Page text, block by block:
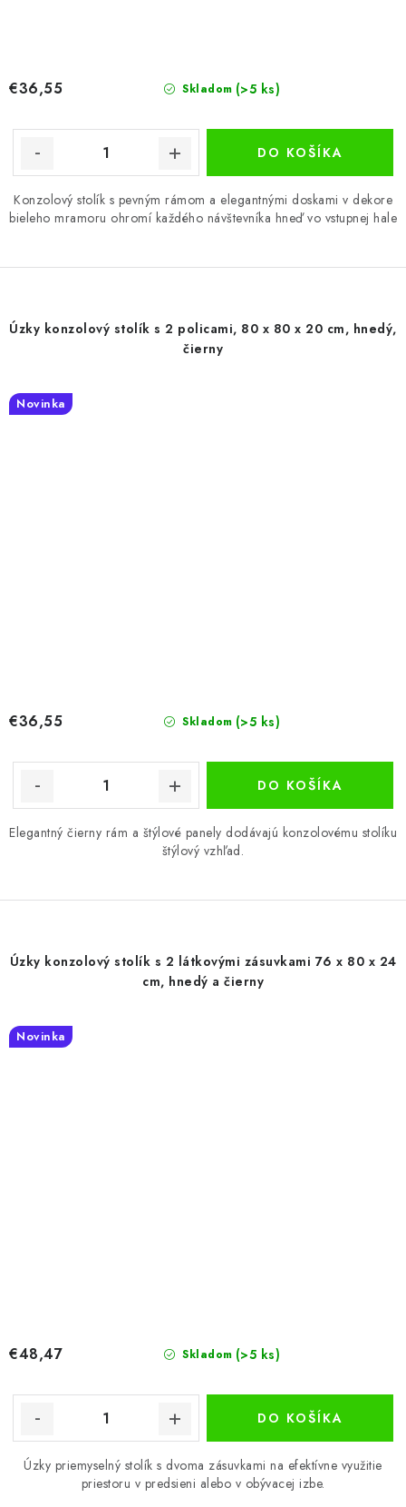
Skladom (>5 ks)
€36,55
DO KOŠÍKA
Konzolový stolík s pevným rámom a elegantnými doskami v dekore
bieleho mramoru ohromí každého návštevníka hneď vo vstupnej hale
Úzky konzolový stolík s 2 policami, 80 x 80 x 20 cm, hnedý,
čierny
Novinka
Skladom (>5 ks)
€36,55
DO KOŠÍKA
Elegantný čierny rám a štýlové panely dodávajú konzolovému stolíku
štýlový vzhľad.
Úzky konzolový stolík s 2 látkovými zásuvkami 76 x 80 x 24
cm, hnedý a čierny
Novinka
Skladom (>5 ks)
€48,47
DO KOŠÍKA
Úzky priemyselný stolík s dvoma zásuvkami na efektívne využitie
priestoru v predsieni alebo v obývacej izbe.